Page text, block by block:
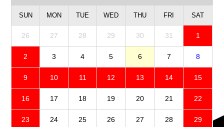
SUN MON TUE WED THU FRI SAT
26 27 28 29 30 31 1
2 3 4 5 6 7 8
9 10 11 12 13 14 15
16 17 18 19 20 21 22
23 24 25 26 27 28 29